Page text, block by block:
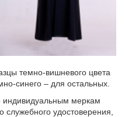
темно-вишневого цвета
синего – для остальных.
индивидуальным меркам
удостоверения,